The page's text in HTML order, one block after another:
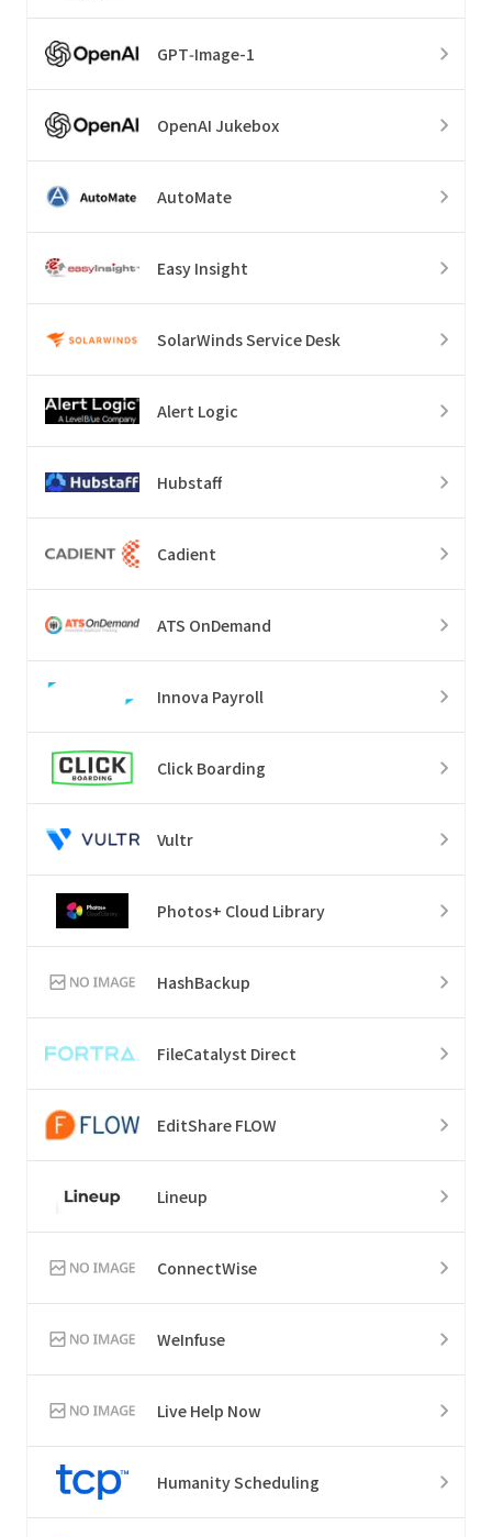
GPT‑Image-1
OpenAI Jukebox
AutoMate
Easy Insight
SolarWinds Service Desk
Alert Logic
Hubstaff
Cadient
ATS OnDemand
Innova Payroll
Click Boarding
Vultr
Photos+ Cloud Library
HashBackup
FileCatalyst Direct
EditShare FLOW
Lineup
ConnectWise
WeInfuse
Live Help Now
Humanity Scheduling